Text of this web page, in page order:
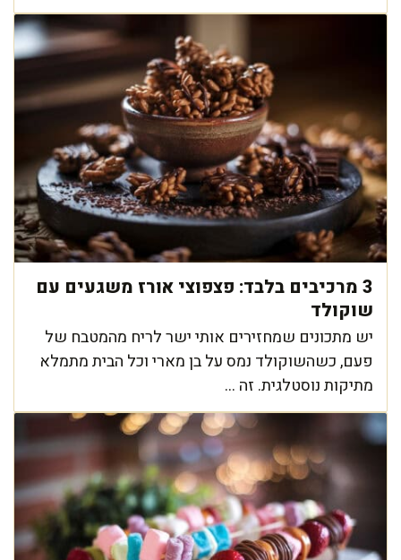
3 מרכיבים בלבד: פצפוצי אורז משגעים עם
שוקולד
יש מתכונים שמחזירים אותי ישר לריח מהמטבח של
פעם, כשהשוקולד נמס על בן מארי וכל הבית מתמלא
מתיקות נוסטלגית. זה ...